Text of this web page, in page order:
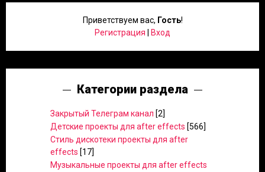
Приветствуем вас, Гость!
Регистрация
Вход
Категории раздела
Закрытый Телеграм канал [2]
Детские проекты для after effects [566]
Стиль дискотеки проекты для after
effects [17]
Музыкальные проекты для after effects